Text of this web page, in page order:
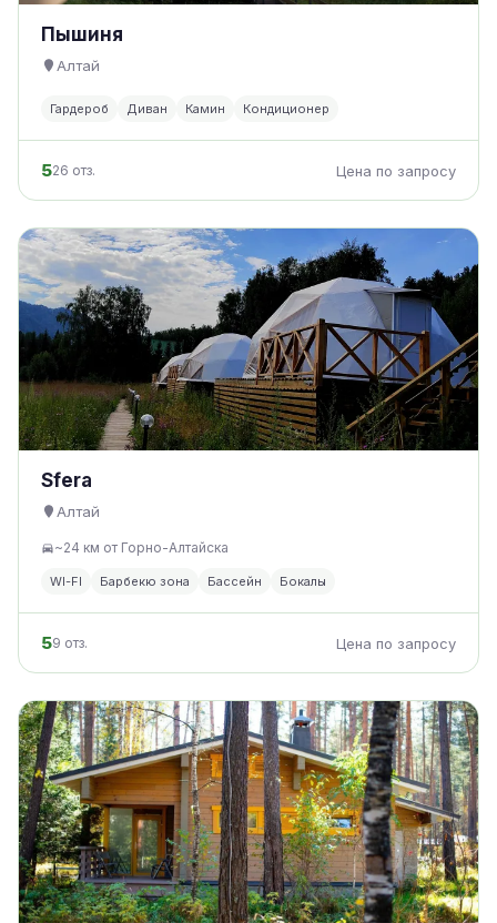
Пышиня
Алтай
Гардероб Диван Камин Кондиционер
526 отз. Цена по запросу
Sfera
Алтай
~24 км от Горно-Алтайска
WI-FI Барбекю зона Бассейн Бокалы
59 отз. Цена по запросу